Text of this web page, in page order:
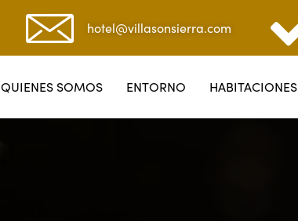
hotel@villasonsierra.com
QUIENES SOMOS ENTORNO HABITACIONES